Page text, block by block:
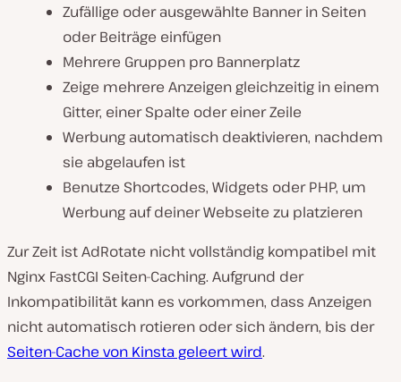
Zufällige oder ausgewählte Banner in Seiten
oder Beiträge einfügen
Mehrere Gruppen pro Bannerplatz
Zeige mehrere Anzeigen gleichzeitig in einem
Gitter, einer Spalte oder einer Zeile
Werbung automatisch deaktivieren, nachdem
sie abgelaufen ist
Benutze Shortcodes, Widgets oder PHP, um
Werbung auf deiner Webseite zu platzieren
Zur Zeit ist AdRotate nicht vollständig kompatibel mit
Nginx FastCGI Seiten-Caching. Aufgrund der
Inkompatibilität kann es vorkommen, dass Anzeigen
nicht automatisch rotieren oder sich ändern, bis der
Seiten-Cache von Kinsta geleert wird.